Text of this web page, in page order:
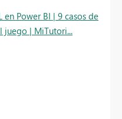
Power BI | 9 casos de
juego | MiTutori...